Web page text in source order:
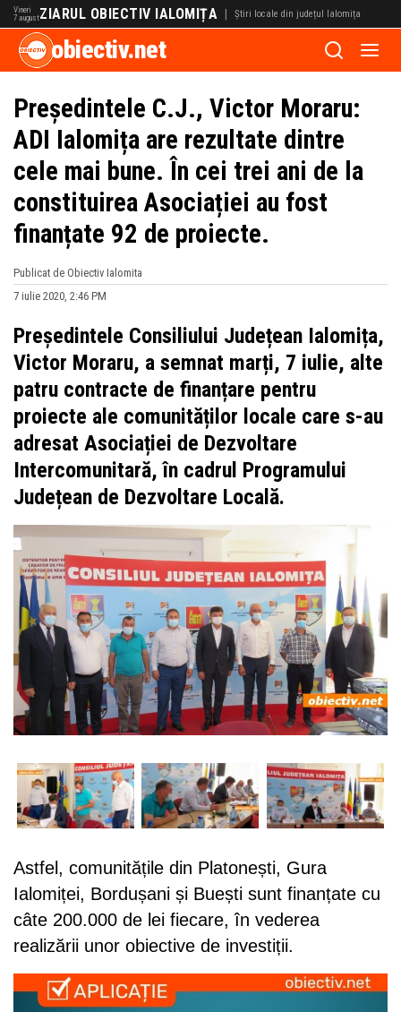
Vineri
7 augustZIARUL OBIECTIV IALOMIȚA | Știri locale din județul Ialomița
obiectiv.net
Președintele C.J., Victor Moraru:
ADI Ialomița are rezultate dintre
cele mai bune. În cei trei ani de la
constituirea Asociației au fost
finanțate 92 de proiecte.
Publicat de Obiectiv Ialomita
7 iulie 2020, 2:46 PM
Președintele Consiliului Județean Ialomița,
Victor Moraru, a semnat marți, 7 iulie, alte
patru contracte de finanțare pentru
proiecte ale comunităților locale care s-au
adresat Asociației de Dezvoltare
Intercomunitară, în cadrul Programului
Județean de Dezvoltare Locală.
Astfel, comunitățile din Platonești, Gura
Ialomiței, Bordușani și Buești sunt finanțate cu
câte 200.000 de lei fiecare, în vederea
realizării unor obiective de investiții.